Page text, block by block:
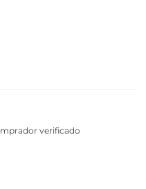
74°
de
| Lente 82° |
verificado